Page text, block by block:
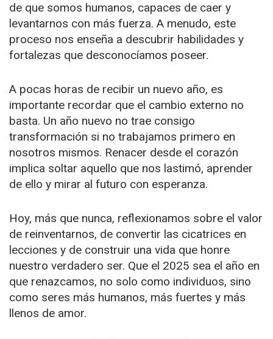
de que somos humanos, capaces de caer y
levantarnos con más fuerza. A menudo, este
proceso nos enseña a descubrir habilidades y
fortalezas que desconocíamos poseer.
A pocas horas de recibir un nuevo año, es
importante recordar que el cambio externo no
basta. Un año nuevo no trae consigo
transformación si no trabajamos primero en
nosotros mismos. Renacer desde el corazón
implica soltar aquello que nos lastimó, aprender
de ello y mirar al futuro con esperanza.
Hoy, más que nunca, reflexionamos sobre el valor
de reinventarnos, de convertir las cicatrices en
lecciones y de construir una vida que honre
nuestro verdadero ser. Que el 2025 sea el año en
que renazcamos, no solo como individuos, sino
como seres más humanos, más fuertes y más
llenos de amor.